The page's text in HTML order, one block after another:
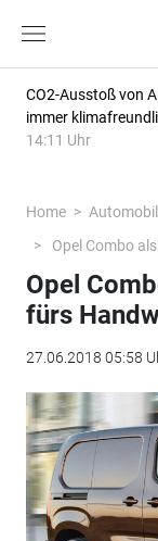
CO2-Ausstoß von
immer
14:11 Uhr
Home
Opel Combo
Opel
fürs
27.06.2018 05:58